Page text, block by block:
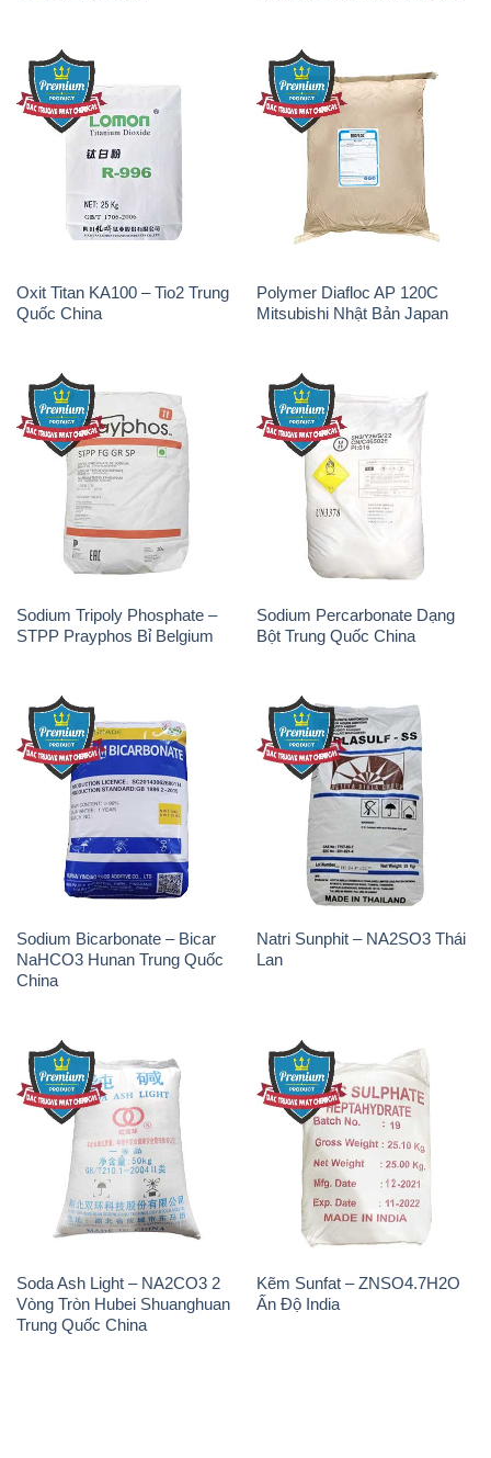
Oxit Titan KA100 – Tio2 Trung
Quốc China
Polymer Diafloc AP 120C
Mitsubishi Nhật Bản Japan
Sodium Tripoly Phosphate –
STPP Prayphos Bỉ Belgium
Sodium Percarbonate Dạng
Bột Trung Quốc China
Sodium Bicarbonate – Bicar
NaHCO3 Hunan Trung Quốc
China
Natri Sunphit – NA2SO3 Thái
Lan
Soda Ash Light – NA2CO3 2
Vòng Tròn Hubei Shuanghuan
Trung Quốc China
Kẽm Sunfat – ZNSO4.7H2O
Ấn Độ India